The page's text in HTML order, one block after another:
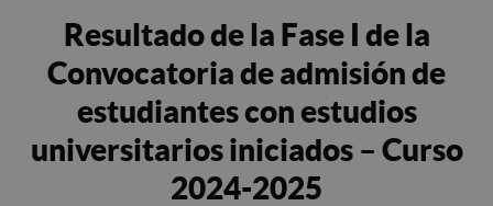
Resultado de la Fase I de la
Convocatoria de admisión de
estudiantes con estudios
universitarios iniciados – Curso
2024-2025